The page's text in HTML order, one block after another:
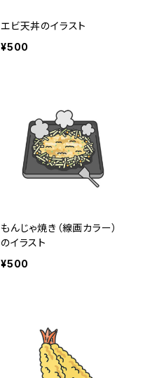
エビ天丼のイラスト
¥500
もんじゃ焼き（線画カラー）
のイラスト
¥500